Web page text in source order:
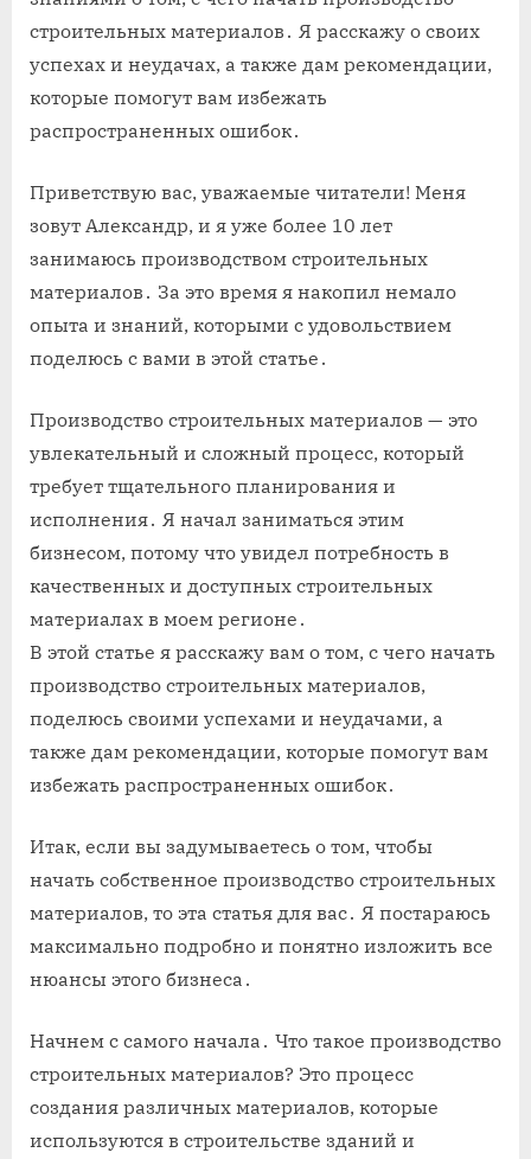
строительных материалов․ Я расскажу о своих
успехах и неудачах, а также дам рекомендации,
которые помогут вам избежать
распространенных ошибок․
Приветствую вас, уважаемые читатели! Меня
зовут Александр, и я уже более 10 лет
занимаюсь производством строительных
материалов․ За это время я накопил немало
опыта и знаний, которыми с удовольствием
поделюсь с вами в этой статье․
Производство строительных материалов — это
увлекательный и сложный процесс, который
требует тщательного планирования и
исполнения․ Я начал заниматься этим
бизнесом, потому что увидел потребность в
качественных и доступных строительных
материалах в моем регионе․
В этой статье я расскажу вам о том, с чего начать
производство строительных материалов,
поделюсь своими успехами и неудачами, а
также дам рекомендации, которые помогут вам
избежать распространенных ошибок․
Итак, если вы задумываетесь о том, чтобы
начать собственное производство строительных
материалов, то эта статья для вас․ Я постараюсь
максимально подробно и понятно изложить все
нюансы этого бизнеса․
Начнем с самого начала․ Что такое производство
строительных материалов? Это процесс
создания различных материалов, которые
используются в строительстве зданий и